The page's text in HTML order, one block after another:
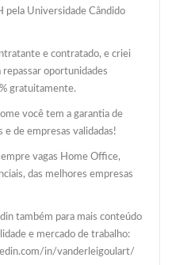
pela Universidade Cândido
e contratado, e criei
oportunidades
gratuitamente.
você tem a garantia de
e de empresas validadas!
vagas Home Office,
das melhores empresas
também para mais conteúdo
e mercado de trabalho:
in/vanderleigoulart/